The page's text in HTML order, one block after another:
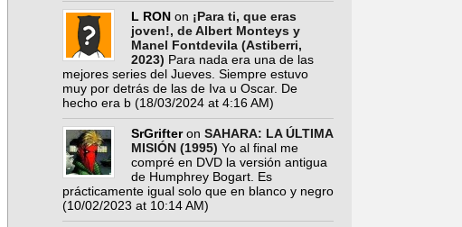
L RON on ¡Para ti, que eras
joven!, de Albert Monteys y
Manel Fontdevila (Astiberri,
2023) Para nada era una de las
mejores series del Jueves. Siempre estuvo
muy por detrás de las de Iva u Oscar. De
hecho era b (18/03/2024 at 4:16 AM)
SrGrifteron SAHARA: LA ÚLTIMA
MISIÓN (1995) Yo al final me
compré en DVD la versión antigua
de Humphrey Bogart. Es
prácticamente igual solo que en blanco y negro
(10/02/2023 at 10:14 AM)